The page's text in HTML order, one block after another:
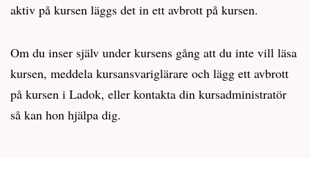
aktiv på kursen läggs det in ett avbrott på kursen.
Om du inser själv under kursens gång att du inte vill läsa
kursen, meddela kursansvariglärare och lägg ett avbrott
på kursen i Ladok, eller kontakta din kursadministratör
så kan hon hjälpa dig.